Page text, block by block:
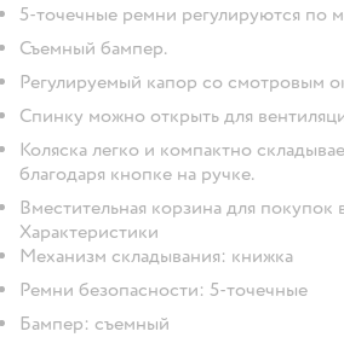
5-точечные ремни регулируются по
Съемный бампер.
Регулируемый капор со смотровым
Спинку можно открыть для
Коляска легко и компактно
благодаря кнопке на ручке.
Вместительная корзина для покупок
Характеристики
Механизм складывания: книжка
Ремни безопасности: 5-точечные
Бампер: съемный